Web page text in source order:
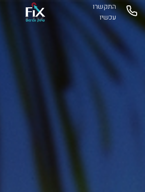
התקשרו
עכשיו